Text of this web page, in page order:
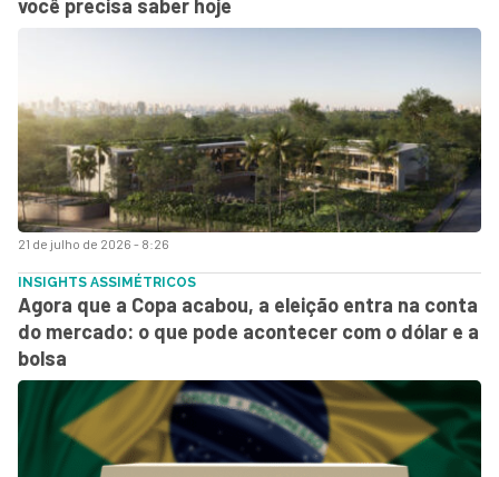
21 de julho de 2026 - 8:26
você precisa saber hoje
INSIGHTS ASSIMÉTRICOS
Agora que a Copa acabou, a eleição entra na conta
do mercado: o que pode acontecer com o dólar e a
bolsa